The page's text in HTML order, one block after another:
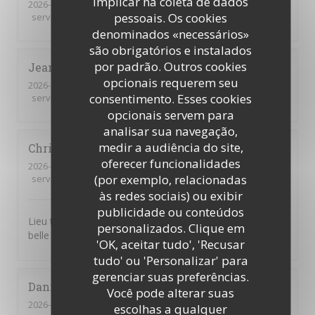
pessoais. Os cookies
denominados «necessários»
são obrigatórios e instalados
por padrão. Outros cookies
opcionais requerem seu
consentimento. Esses cookies
opcionais servem para
analisar sua navegação,
medir a audiência do site,
oferecer funcionalidades
(por exemplo, relacionadas
às redes sociais) ou exibir
publicidade ou conteúdos
personalizados. Clique em
'OK, aceitar tudo', 'Recusar
tudo' ou 'Personalizar' para
gerenciar suas preferências.
Você pode alterar suas
escolhas a qualquer
2026-08-01
- 13:00 - guests 2
service
ambience:4/5 menu: 5/5 quality_price
Jean-Marc B
2026-07-30
- 12:00 - guests 4
service
ambience:4/5 menu :5/5 quality_price
Christel
2026-07-25
- 13:00 - guests 3
service
ambience:5/5 menu:4/5 quality_price
Lieu très agréable. Personnel souriant et à l’écoute. Très
belle expérience.
Daniel
2026-07-26
- 12:30 - guests 2